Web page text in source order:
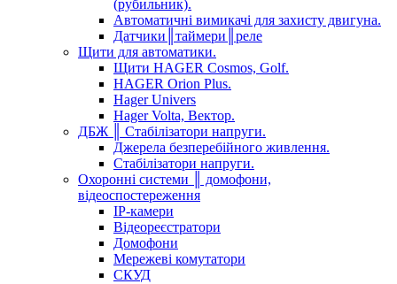
(рубильник).
Автоматичні вимикачі для захисту двигуна.
Датчики║таймери║реле
Щити для автоматики.
Щити HAGER Cosmos, Golf.
HAGER Orion Plus.
Hager Univers
Hager Volta, Вектор.
ДБЖ ║ Стабілізатори напруги.
Джерела безперебійного живлення.
Стабілізатори напруги.
Охоронні системи ║ домофони,
відеоспостереження
IP-камери
Відеореєстратори
Домофони
Мережеві комутатори
СКУД